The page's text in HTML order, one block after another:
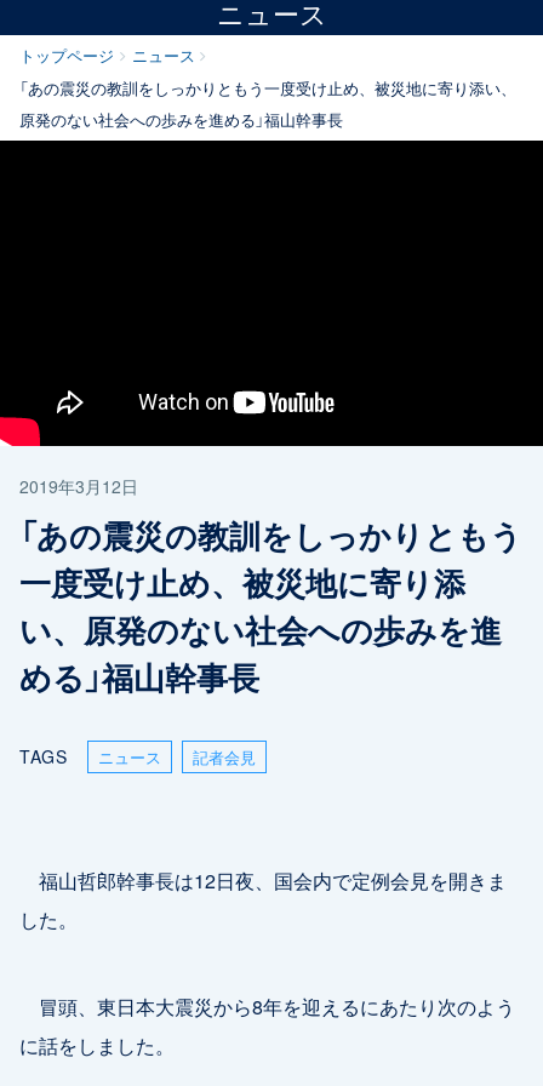
ニュース
トップページ
ニュース
「あの震災の教訓をしっかりともう一度受け止め、被災地に寄り添い、
原発のない社会への歩みを進める」福山幹事長
2019年3月12日
「あの震災の教訓をしっかりともう
一度受け止め、被災地に寄り添
い、原発のない社会への歩みを進
める」福山幹事長
TAGS ニュース 記者会見
福山哲郎幹事長は12日夜、国会内で定例会見を開きま
した。
冒頭、東日本大震災から8年を迎えるにあたり次のよう
に話をしました。